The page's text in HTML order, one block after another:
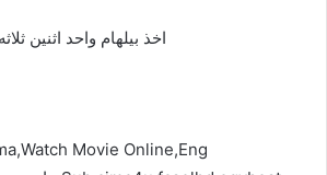
اخذ بيلهام واحد اثنين ثلاثه
Movie Online,Eng